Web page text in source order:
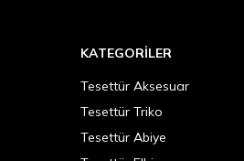
KATEGORILER
Tesettür Aksesuar
Tesettür Triko
Tesettür Abiye